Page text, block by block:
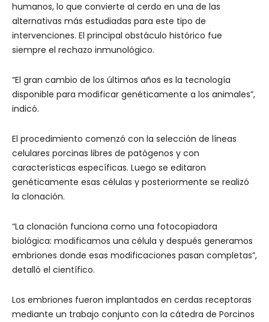
humanos, lo que convierte al cerdo en una de las
alternativas más estudiadas para este tipo de
intervenciones. El principal obstáculo histórico fue
siempre el rechazo inmunológico.
“El gran cambio de los últimos años es la tecnología
disponible para modificar genéticamente a los animales”,
indicó.
El procedimiento comenzó con la selección de líneas
celulares porcinas libres de patógenos y con
características específicas. Luego se editaron
genéticamente esas células y posteriormente se realizó
la clonación.
“La clonación funciona como una fotocopiadora
biológica: modificamos una célula y después generamos
embriones donde esas modificaciones pasan completas”,
detalló el científico.
Los embriones fueron implantados en cerdas receptoras
mediante un trabajo conjunto con la cátedra de Porcinos